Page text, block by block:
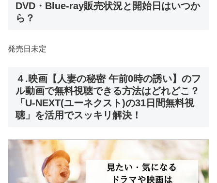
DVD・Blue-ray販売状況と開始日はいつか
ら？
発売日未定
４.映画【人妻の秘密 午前0時の誘い】のフ
ル動画で無料視聴できる方法はどれどこ？
「U-NEXT(ユーネクスト)の31日間無料視
聴」を活用でスッキリ解決！